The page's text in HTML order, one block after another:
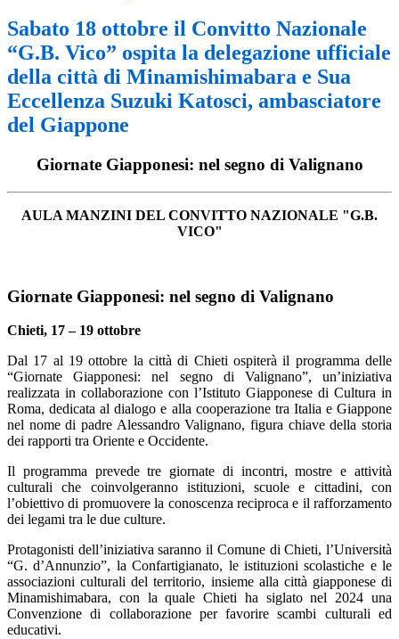
Sabato 18 ottobre il Convitto Nazionale
“G.B. Vico” ospita la delegazione ufficiale
della città di Minamishimabara e Sua
Eccellenza Suzuki Katosci, ambasciatore
del Giappone
Giornate Giapponesi: nel segno di Valignano
AULA MANZINI DEL CONVITTO NAZIONALE "G.B.
VICO"
Giornate Giapponesi: nel segno di Valignano
Chieti, 17 – 19 ottobre
Dal 17 al 19 ottobre la città di Chieti ospiterà il programma delle
“Giornate Giapponesi: nel segno di Valignano”, un’iniziativa
realizzata in collaborazione con l’Istituto Giapponese di Cultura in
Roma, dedicata al dialogo e alla cooperazione tra Italia e Giappone
nel nome di padre Alessandro Valignano, figura chiave della storia
dei rapporti tra Oriente e Occidente.
Il programma prevede tre giornate di incontri, mostre e attività
culturali che coinvolgeranno istituzioni, scuole e cittadini, con
l’obiettivo di promuovere la conoscenza reciproca e il rafforzamento
dei legami tra le due culture.
Protagonisti dell’iniziativa saranno il Comune di Chieti, l’Università
“G. d’Annunzio”, la Confartigianato, le istituzioni scolastiche e le
associazioni culturali del territorio, insieme alla città giapponese di
Minamishimabara, con la quale Chieti ha siglato nel 2024 una
Convenzione di collaborazione per favorire scambi culturali ed
educativi.